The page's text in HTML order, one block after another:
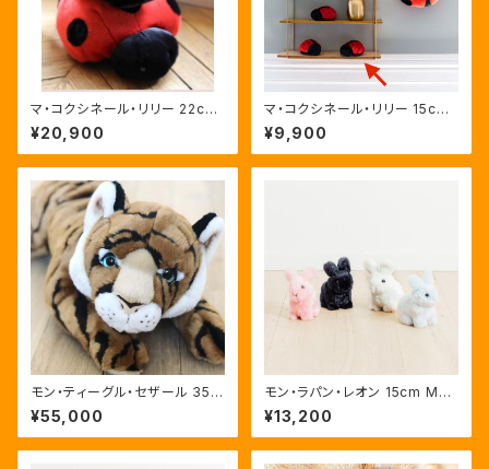
マ・コクシネール・リリー 22cm
Ma Coccinelle Lily (てんとう
虫のぬいぐるみ）
¥20,900
マ・コクシネール・リリー 15cm
Ma Coccinelle Lily (てんとう
虫のぬいぐるみ）
¥9,900
モン・ティーグル・セザール 35c
m Mon Tigre César (トラの
ぬいぐるみ)
¥55,000
モン・ラパン・レオン 15cm Mon
Lapin Léon (うさぎのぬいぐる
み）(４色展開)
¥13,200